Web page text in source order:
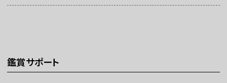
鑑賞サポート